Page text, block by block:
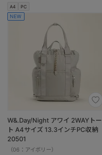
A4 PC
NEW
W&.Day/Night アワイ 2WAYトー
ト A4サイズ 13.3インチPC収納
20501
（06：アイボリー）